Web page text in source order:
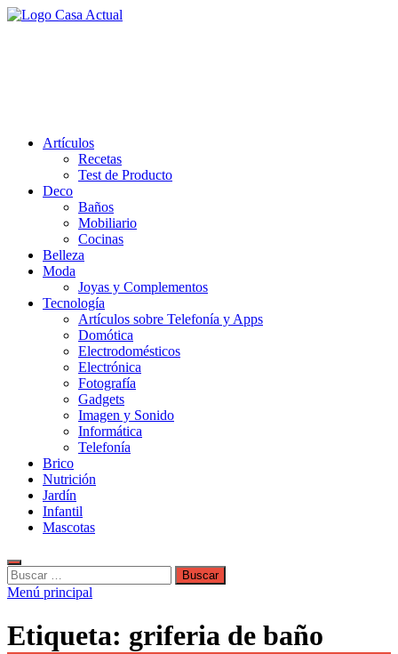
Saltar
Artículos
Recetas
Test de Producto
Deco
Baños
Mobiliario
Cocinas
Belleza
Moda
Joyas y Complementos
Tecnología
Artículos sobre Telefonía y Apps
Domótica
Electrodomésticos
Electrónica
Fotografía
Gadgets
Imagen y Sonido
Informática
Telefonía
Brico
Nutrición
Jardín
Infantil
Mascotas
Buscar:
Menú principal
Etiqueta: griferia de baño